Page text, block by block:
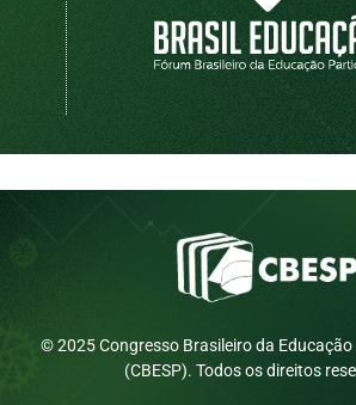
© 2025 Congresso Brasileiro da
(CBESP). Todos os direitos